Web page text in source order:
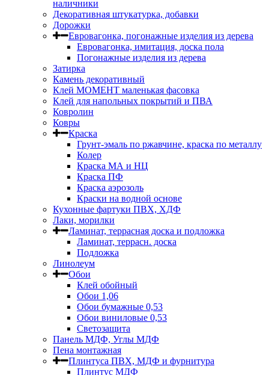
наличники
Декоративная штукатурка, добавки
Дорожки
Евровагонка, погонажные изделия из дерева
Евровагонка, имитация, доска пола
Погонажные изделия из дерева
Затирка
Камень декоративный
Клей МОМЕНТ маленькая фасовка
Клей для напольных покрытий и ПВА
Ковролин
Ковры
Краска
Грунт-эмаль по ржавчине, краска по металлу
Колер
Краска МА и НЦ
Краска ПФ
Краска аэрозоль
Краски на водной основе
Кухонные фартуки ПВХ, ХДФ
Лаки, морилки
Ламинат, террасная доска и подложка
Ламинат, террасн. доска
Подложка
Линолеум
Обои
Клей обойный
Обои 1,06
Обои бумажные 0,53
Обои виниловые 0,53
Светозащита
Панель МДФ, Углы МДФ
Пена монтажная
Плинтуса ПВХ, МДФ и фурнитура
Плинтус МДФ